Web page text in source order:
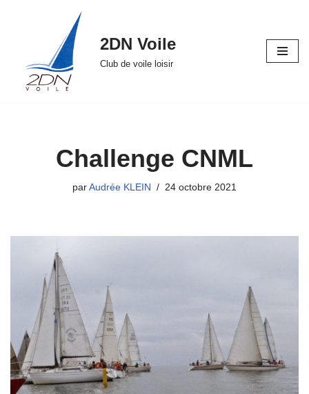
contenu
2DN Voile
Club de voile loisir
Challenge CNML
par Audrée KLEIN 24 octobre 2021